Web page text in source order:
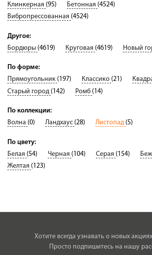
Клинкерная (95) Бетонная (4524)
Вибропрессованная (4524)
Другое:
Бордюры (4619) Круговая (4619) Новый
По форме:
Прямоугольник (197) Классико (21)
Старый город (142) Ромб (14)
По коллекции:
Волна (0) Ландхаус (28) Листопад (5)
По цвету:
Белая (54) Черная (104) Серая (154)
Желтая (123)
Хотите всегда узнавать о новых
Просто подпишитесь на нашу